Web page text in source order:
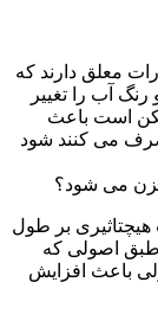
معلق دارند که
آب را تغییر
است باعث
می کنند شود
می شود؟
هیچتاثیری بر طول
اصولی که
باعث افزایش